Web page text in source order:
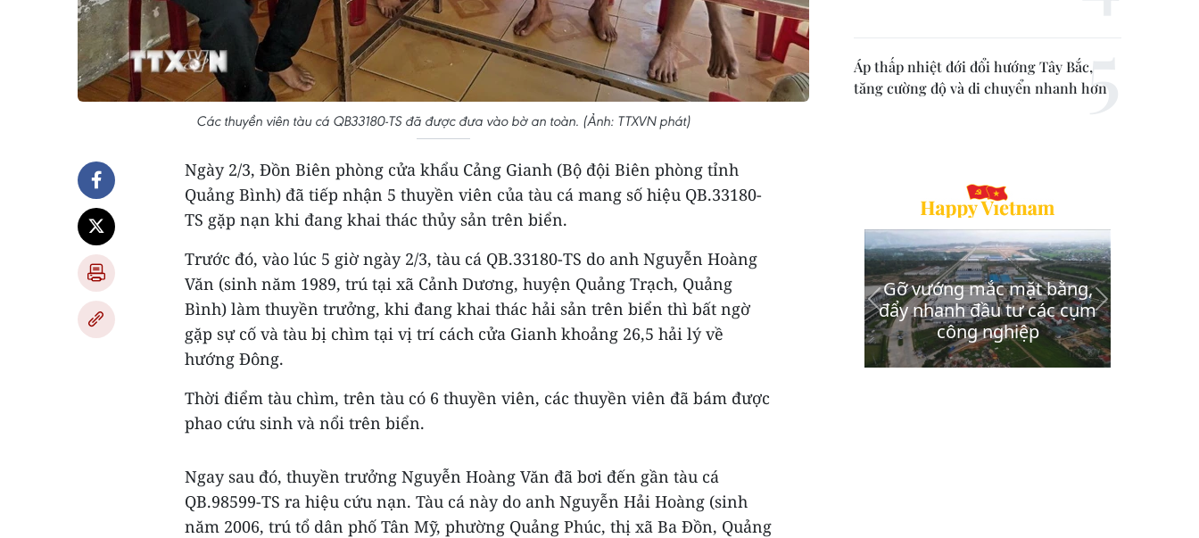
Các thuyền viên tàu cá QB33180-TS đã được đưa vào bờ an toàn. (Ảnh: TTXVN phát)
Ngày 2/3, Đồn Biên phòng cửa khẩu Cảng Gianh (Bộ đội Biên phòng tỉnh
Quảng Bình) đã tiếp nhận 5 thuyền viên của tàu cá mang số hiệu QB.33180-
TS gặp nạn khi đang khai thác thủy sản trên biển.
Trước đó, vào lúc 5 giờ ngày 2/3, tàu cá QB.33180-TS do anh Nguyễn Hoàng
Văn (sinh năm 1989, trú tại xã Cảnh Dương, huyện Quảng Trạch, Quảng
Bình) làm thuyền trưởng, khi đang khai thác hải sản trên biển thì bất ngờ
gặp sự cố và tàu bị chìm tại vị trí cách cửa Gianh khoảng 26,5 hải lý về
hướng Đông.
Thời điểm tàu chìm, trên tàu có 6 thuyền viên, các thuyền viên đã bám được
phao cứu sinh và nổi trên biển.
Ngay sau đó, thuyền trưởng Nguyễn Hoàng Văn đã bơi đến gần tàu cá
QB.98599-TS ra hiệu cứu nạn. Tàu cá này do anh Nguyễn Hải Hoàng (sinh
năm 2006, trú tổ dân phố Tân Mỹ, phường Quảng Phúc, thị xã Ba Đồn, Quảng
Áp thấp nhiệt đới đổi hướng Tây Bắc,
tăng cường độ và di chuyển nhanh hơn